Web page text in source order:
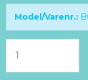
Model/Varenr.: